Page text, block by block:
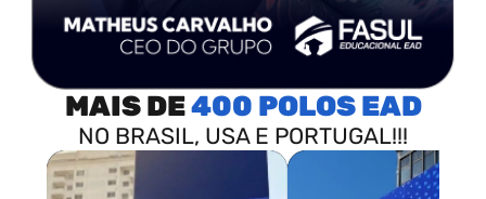
MAIS DE400 POLOS
NO BRASIL, USA E PORTUGAL!!!